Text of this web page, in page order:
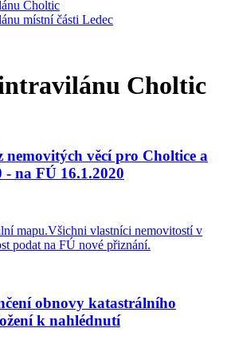
Choltic
místní části Ledec
Choltic
nemovitých věcí pro Choltice a
- na FÚ 16.1.2020
mapu.Všichni vlastníci nemovitostí v
podat na FÚ nové přiznání.
obnovy katastrálního
k nahlédnutí